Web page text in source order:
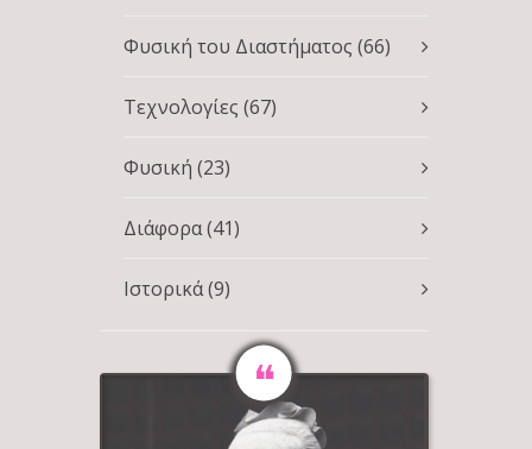
Φυσική του Διαστήματος (66)
Τεχνολογίες (67)
Φυσική (23)
Διάφορα(41)
Ιστορικά(9)